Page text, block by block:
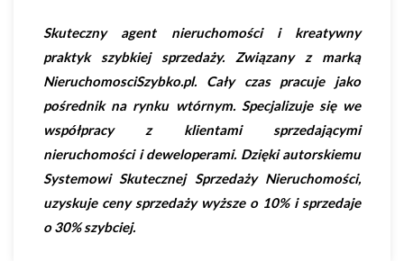
Skuteczny agent nieruchomości i kreatywny
praktyk szybkiej sprzedaży. Związany z marką
NieruchomosciSzybko.pl. Cały czas pracuje jako
pośrednik na rynku wtórnym. Specjalizuje się we
współpracy z klientami sprzedającymi
nieruchomości i deweloperami. Dzięki autorskiemu
Systemowi Skutecznej Sprzedaży Nieruchomości,
uzyskuje ceny sprzedaży wyższe o 10% i sprzedaje
o 30% szybciej.